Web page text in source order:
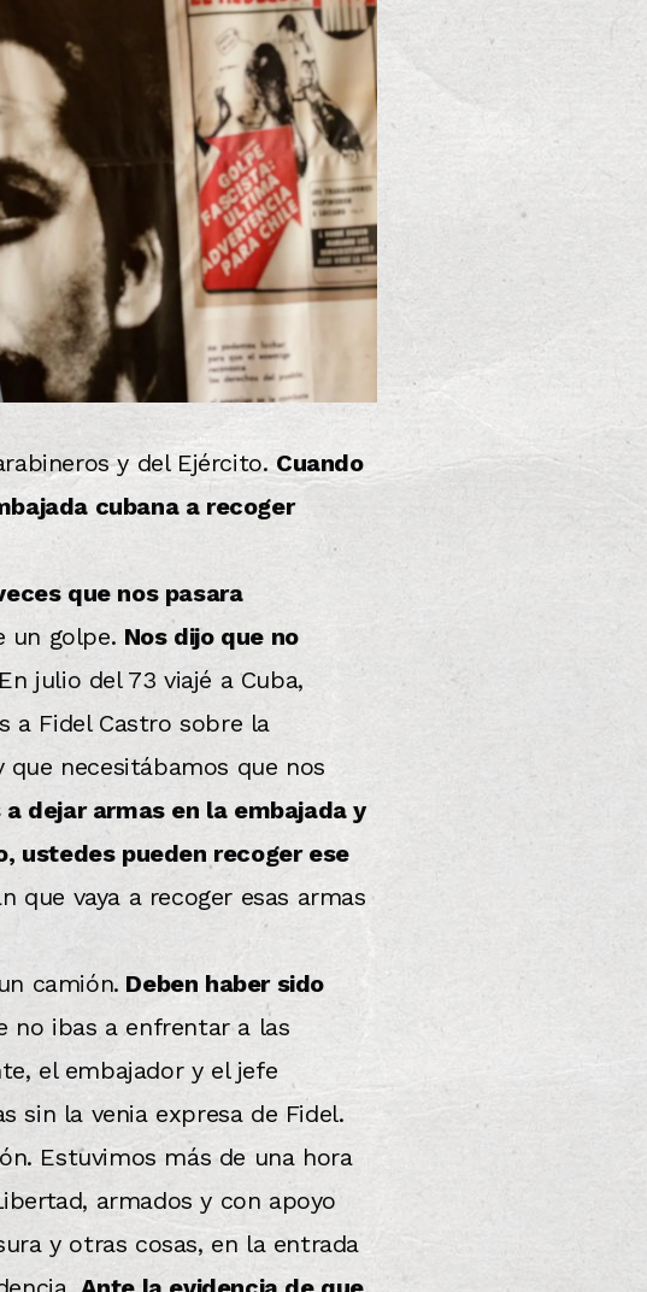
y del Ejército. Cuando
cubana a recoger
que nos pasara
un golpe. Nos dijo que no
julio del 73 viajé a Cuba,
a Fidel Castro sobre la
necesitábamos que nos
dejar armas en la embajada y
ustedes pueden recoger ese
que vaya a recoger esas armas
camión. Deben haber sido
no ibas a enfrentar a las
el embajador y el jefe
sin la venia expresa de Fidel.
Estuvimos más de una hora
armados y con apoyo
y otras cosas, en la entrada